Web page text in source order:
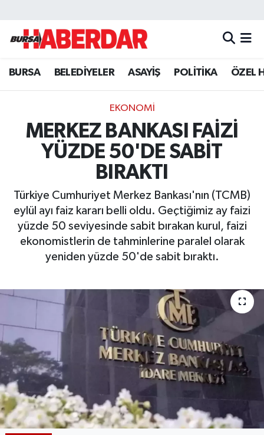
BURSA BELEDİYELER ASAYİŞ POLİTİKA ÖZEL
EKONOMİ
MERKEZ BANKASI FAİZİ
YÜZDE 50'DE SABİT
BIRAKTI
Türkiye Cumhuriyet Merkez Bankası'nın (TCMB)
eylül ayı faiz kararı belli oldu. Geçtiğimiz ay faizi
yüzde 50 seviyesinde sabit bırakan kurul, faizi
ekonomistlerin de tahminlerine paralel olarak
yeniden yüzde 50'de sabit bıraktı.
Hava Durumu
Trafik Durumu
Süper Lig Puan Durumu ve Fikstür
Tüm Manşetler
Son Dakika Haberleri
Haber Arşivi